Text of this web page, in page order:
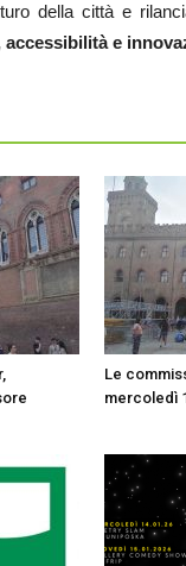
della città e
e
Le
mercoledì